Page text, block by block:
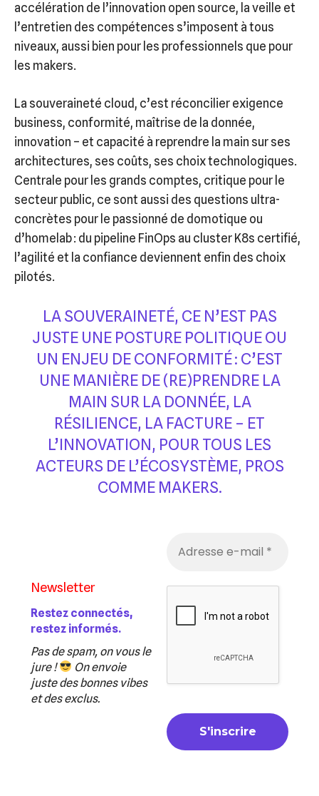
accélération de l’innovation open source, la veille et
l’entretien des compétences s’imposent à tous
niveaux, aussi bien pour les professionnels que pour
les makers.
La souveraineté cloud, c’est réconcilier exigence
business, conformité, maîtrise de la donnée,
innovation – et capacité à reprendre la main sur ses
architectures, ses coûts, ses choix technologiques.
Centrale pour les grands comptes, critique pour le
secteur public, ce sont aussi des questions ultra-
concrètes pour le passionné de domotique ou
d’homelab : du pipeline FinOps au cluster K8s certifié,
l’agilité et la confiance deviennent enfin des choix
pilotés.
LA SOUVERAINETÉ, CE N’EST PAS
JUSTE UNE POSTURE POLITIQUE OU
UN ENJEU DE CONFORMITÉ : C’EST
UNE MANIÈRE DE (RE)PRENDRE LA
MAIN SUR LA DONNÉE, LA
RÉSILIENCE, LA FACTURE – ET
L’INNOVATION, POUR TOUS LES
ACTEURS DE L’ÉCOSYSTÈME, PROS
COMME MAKERS.
Newsletter
Restez connectés,
restez informés.
Pas de spam, on vous le
jure !
On envoie
juste des bonnes vibes
et des exclus.